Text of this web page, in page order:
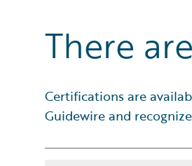
There
Certifications are
Guidewire and